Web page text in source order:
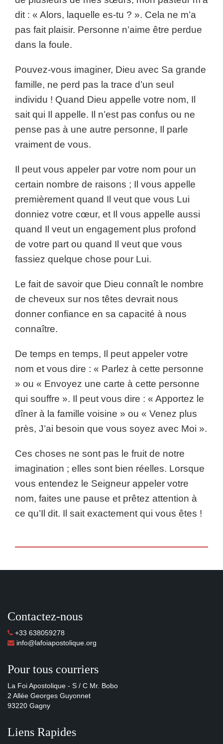
dit : « Alors, laquelle es-tu ? ». Cela ne m’a
pas fait plaisir. Personne n’aime être perdue
dans la foule.
Pouvez-vous imaginer, Dieu avec Sa grande
famille, ne perd pas la trace d’un seul
individu ! Quand Dieu appelle votre nom, Il
sait qui Il appelle. Il n’est pas confus ou ne
pense pas à une autre personne, Il parle
vraiment de vous.
Il peut vous appeler par votre nom pour un
certain nombre de raisons ; Il vous appelle
premièrement quand Il veut que vous Lui
donniez votre cœur, et Il vous appelle aussi
quand Il veut un engagement plus profond
de votre part ou quand Il veut que vous
fassiez quelque chose pour Lui.
Le fait de savoir que Dieu connaît le nombre
de cheveux sur nos têtes devrait nous
donner confiance en sa capacité à nous
connaître.
De temps en temps, Il peut appeler votre
nom et vous dire : « Parlez à cette personne
» ou « Envoyez une carte à cette personne
qui souffre ». Il peut vous dire : « Apportez le
dîner à la famille voisine » ou « Venez plus
près, J’ai besoin que vous soyez avec Moi ».
Ces choses ne sont pas le fruit de notre
imagination ; elles sont bien réelles. Lorsque
vous entendez le Seigneur appeler votre
nom, faites une pause et prêtez attention à
ce qu’Il dit. Il sait exactement qui vous êtes !
Contactez-nous
+33 638059278
info@lafoiapostolique.org
Pour tous courriers
La Foi Apostolique - S / C Mr. Bobo
2 Allée Georges Guyonnet
93220 Gagny
Liens Rapides